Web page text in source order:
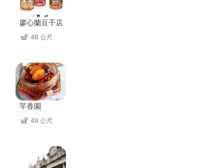
廖心蘭豆干店
48 公尺
芊香園
49 公尺